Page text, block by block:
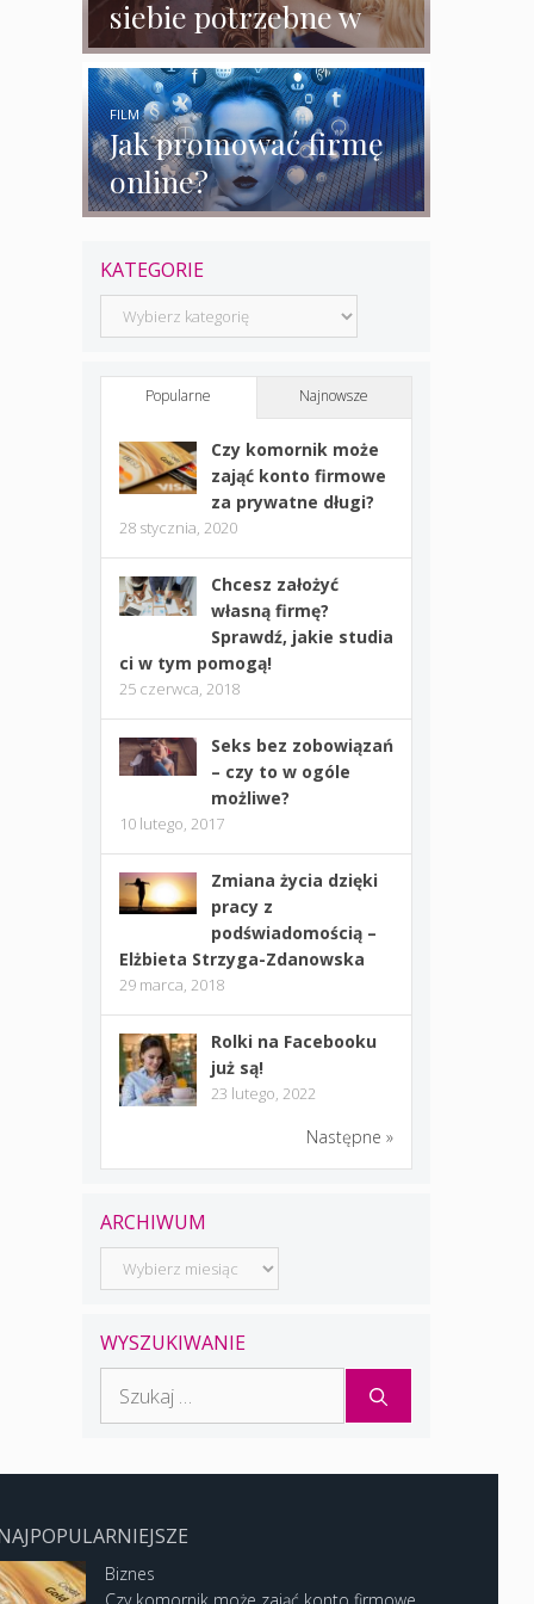
siebie potrzebne w
biznesie?
Jak promować firmę
online?
FILM
KATEGORIE
Kategorie
Popularne Najnowsze
Czy komornik może
zająć konto firmowe
za prywatne długi?
28 stycznia, 2020
Chcesz założyć
własną firmę?
Sprawdź, jakie studia
ci w tym pomogą!
25 czerwca, 2018
Seks bez zobowiązań
– czy to w ogóle
możliwe?
10 lutego, 2017
Zmiana życia dzięki
pracy z
podświadomością –
Elżbieta Strzyga-Zdanowska
29 marca, 2018
Rolki na Facebooku
już są!
23 lutego, 2022
Następne »
ARCHIWUM
Archiwum
WYSZUKIWANIE
Biznes